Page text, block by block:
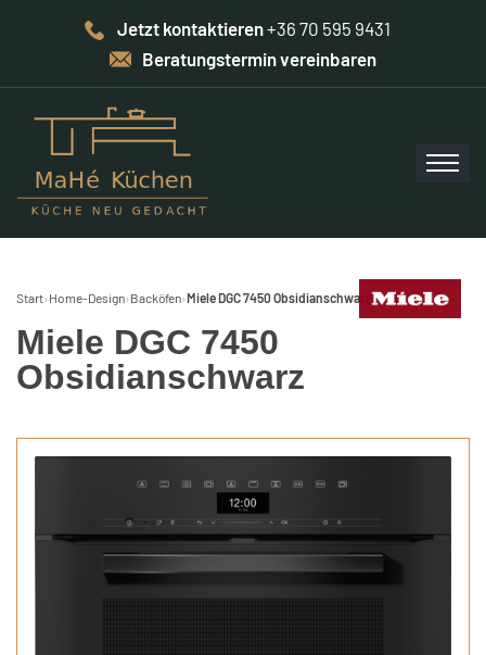
Jetzt kontaktieren+36 70 595 9431
Beratungstermin vereinbaren
Start› Home-Design› Backöfen›Miele DGC 7450 Obsidianschwarz
Miele DGC 7450
Obsidianschwarz